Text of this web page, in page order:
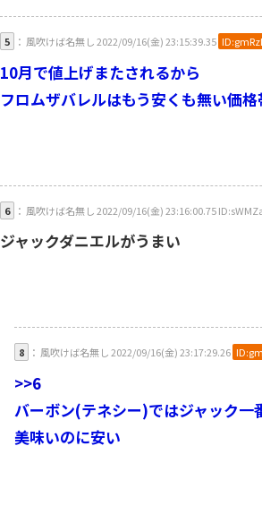
5 ： 風吹けば名無し 2022/09/16(金) 23:15:39.35
10月で値上げまたされるから
フロムザバレルはもう安くも無い価
6 ： 風吹けば名無し 2022/09/16(金) 23:16:00.75
ジャックダニエルがうまい
8 ： 風吹けば名無し 2022/09/16(金) 23:17:29.26
>>6
バーボン(テネシー)ではジャック一
美味いのに安い